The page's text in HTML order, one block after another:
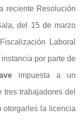
reciente Resolución
del 15 de marzo
Laboral
por parte de
impuesta a un
trabajadores del
otorgarles la licencia